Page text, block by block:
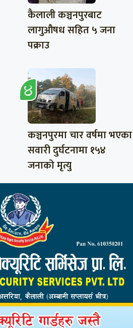
कैलाली कञ्चनपुरबाट
लागुऔषध सहित ५ जना
पक्राउ
कञ्चनपुरमा चार वर्षमा भएका
सवारी दुर्घटनामा १५४
जनाको मृत्यु